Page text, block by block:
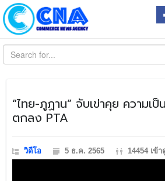
“ไทย-ภูฏาน” จับเข่าคุย ความเป็
ตกลง PTA
วิดีโอ 5 ธ.ค. 2565 14454 เข้า